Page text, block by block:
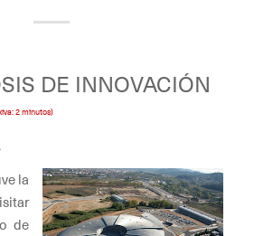
DE INNOVACIÓN
2 minutos)
la
de